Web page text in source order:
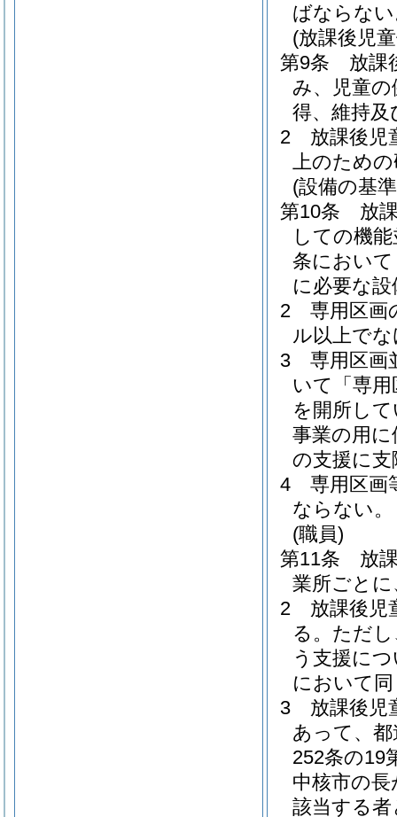
ばならな
(放課後児
第9条
放課
み、児童
得、維持
2
放課後児
上のため
(設備の基
第10条
放
しての機
条におい
に必要な
2
専用区画
ル以上で
3
専用区画
いて「専
を開所し
事業の用
の支援に
4
専用区画
ならない。
(職員)
第11条
放
業所ごと
2
放課後児
る。 ただ
う支援に
において
3
放課後児
あって、
252条の19
中核市の
該当する